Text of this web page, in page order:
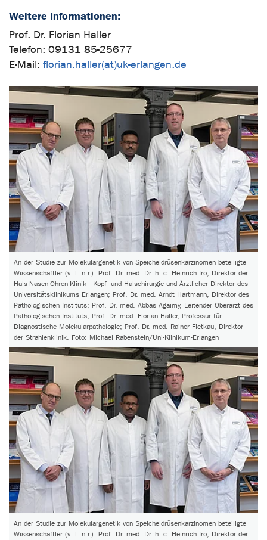
Weitere Informationen:
Prof. Dr. Florian Haller
Telefon: 09131 85-25677
E-Mail: florian.haller(at)uk-erlangen.de
An der Studie zur Molekulargenetik von Speicheldrüsenkarzinomen beteiligte
Wissenschaftler (v. l. n r.): Prof. Dr. med. Dr. h. c. Heinrich Iro, Direktor der
Hals-Nasen-Ohren-Klinik - Kopf- und Halschirurgie und Ärztlicher Direktor des
Universitätsklinikums Erlangen; Prof. Dr. med. Arndt Hartmann, Direktor des
Pathologischen Instituts; Prof. Dr. med. Abbas Agaimy, Leitender Oberarzt des
Pathologischen Instituts; Prof. Dr. med. Florian Haller, Professur für
Diagnostische Molekularpathologie; Prof. Dr. med. Rainer Fietkau, Direktor
der Strahlenklinik. Foto: Michael Rabenstein/Uni-Klinikum-Erlangen
An der Studie zur Molekulargenetik von Speicheldrüsenkarzinomen beteiligte
Wissenschaftler (v. l. n r.): Prof. Dr. med. Dr. h. c. Heinrich Iro, Direktor der